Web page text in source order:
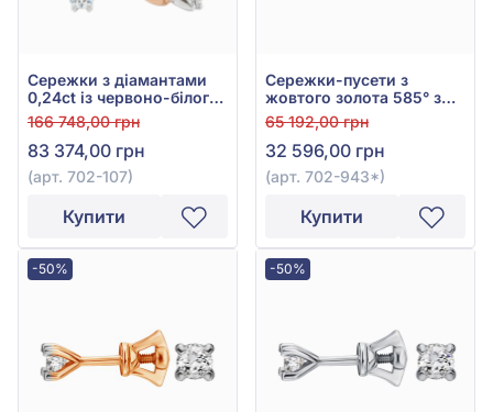
Сережки з діамантами
0,24ct із червоно-білого
золота 585°, арт. 702-107
166 748,00 грн
83 374,00 грн
(арт. 702-107)
Купити
Сережки-пусети з
жовтого золота 585° з
діамантами 0,09ct, арт.
702-943*
65 192,00 грн
32 596,00 грн
(арт. 702-943*)
Купити
-50% -50%